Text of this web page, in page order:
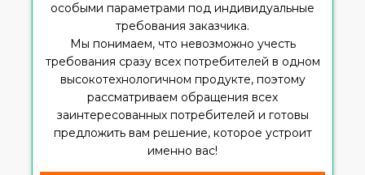
особыми параметрами под индивидуальные
требования заказчика.
Мы понимаем, что невозможно учесть
требования сразу всех потребителей в одном
высокотехнологичном продукте, поэтому
рассматриваем обращения всех
заинтересованных потребителей и готовы
предложить вам решение, которое устроит
именно вас!